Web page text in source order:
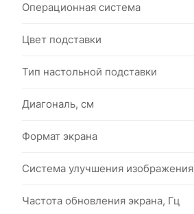
Операционная система
Цвет подставки
Тип настольной подставки
Диагональ, см
Формат экрана
Система улучшения изображения
Частота обновления экрана, Гц